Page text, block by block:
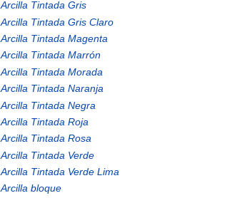
Arcilla Tintada Gris
Arcilla Tintada Gris Claro
Arcilla Tintada Magenta
Arcilla Tintada Marrón
Arcilla Tintada Morada
Arcilla Tintada Naranja
Arcilla Tintada Negra
Arcilla Tintada Roja
Arcilla Tintada Rosa
Arcilla Tintada Verde
Arcilla Tintada Verde Lima
Arcilla bloque